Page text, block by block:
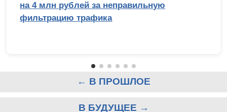
на 4 млн рублей за неправильную
фильтрацию трафика
← В ПРОШЛОЕ
В БУДУЩЕЕ →